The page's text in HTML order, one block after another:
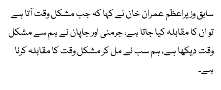
سابق وزیراعظم عمران خان نے کہا کہ جب مشکل وقت آتا ہے
تو ان کا مقابلہ کیا جاتا ہے، جرمنی اور جاپان نے ہم سے مشکل
وقت دیکھا ہے، ہم سب نے مل کر مشکل وقت کا مقابلہ کرنا
ہے۔